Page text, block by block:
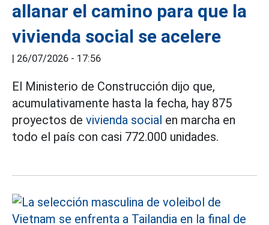
allanar el camino para que la
vivienda social se acelere
| 26/07/2026 - 17:56
El Ministerio de Construcción dijo que,
acumulativamente hasta la fecha, hay 875
proyectos de vivienda social en marcha en
todo el país con casi 772.000 unidades.